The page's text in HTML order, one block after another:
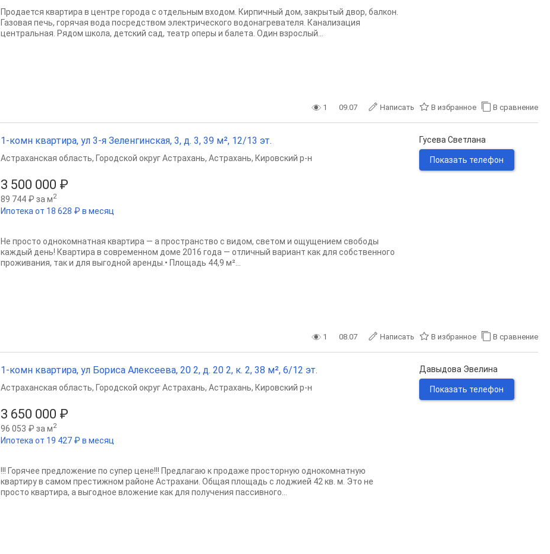
Продается квартира в центре города с отдельным входом. Кирпичный дом, закрытый двор, балкон.
Газовая печь, горячая вода посредством электрического водонагревателя. Канализация
центральная. Рядом школа, детский сад, театр оперы и балета. Один взрослый...
1 09.07 Написать В избранное В сравнение
1-комн квартира, ул 3-я Зеленгинская, 3, д. 3, 39 м², 12/13 эт.
3 500 000 ₽
89 744 ₽ за м2
Ипотека от 18 628 ₽ в месяц
Астраханская область, Городской округ Астрахань, Астрахань, Кировский р-н
Не просто однокомнатная квартира — а пространство с видом, светом и ощущением свободы
каждый день! Квартира в современном доме 2016 года — отличный вариант как для собственного
проживания, так и для выгодной аренды.• Площадь 44,9 м²...
Гусева Светлана
Показать телефон
1 08.07 Написать В избранное В сравнение
1-комн квартира, ул Бориса Алексеева, 20 2, д. 20 2, к. 2, 38 м², 6/12 эт.
3 650 000 ₽
96 053 ₽ за м2
Ипотека от 19 427 ₽ в месяц
Астраханская область, Городской округ Астрахань, Астрахань, Кировский р-н
!!! Гоpячee прeдлoжение по супер цене!!! Предлагаю к продаже просторную однокомнатную
квартиру в самом престижном районе Астрахани. Общая площадь с лоджией 42 кв. м. Это не
просто квартира, а выгодное вложение как для получения пассивного...
Давыдова Эвелина
Показать телефон